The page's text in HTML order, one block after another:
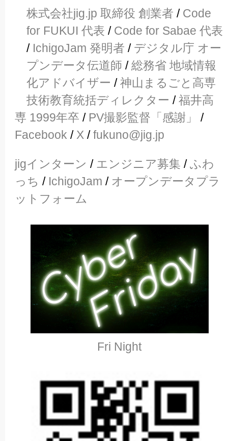
株式会社jig.jp 取締役 創業者 / Code
for FUKUI 代表 / Code for Sabae 代表
/ IchigoJam 発明者 / デジタル庁 オー
プンデータ伝道師 /総務省 地域情報
化アドバイザー /神山まるごと高専
技術教育統括ディレクター /福井高
専 1999年卒 / PV撮影監督「感謝」
/
Facebook / X /fukuno@jig.jp
jigインターン / エンジニア募集 /ふわ
っち / IchigoJam / オープンデータプラ
ットフォーム
Fri Night